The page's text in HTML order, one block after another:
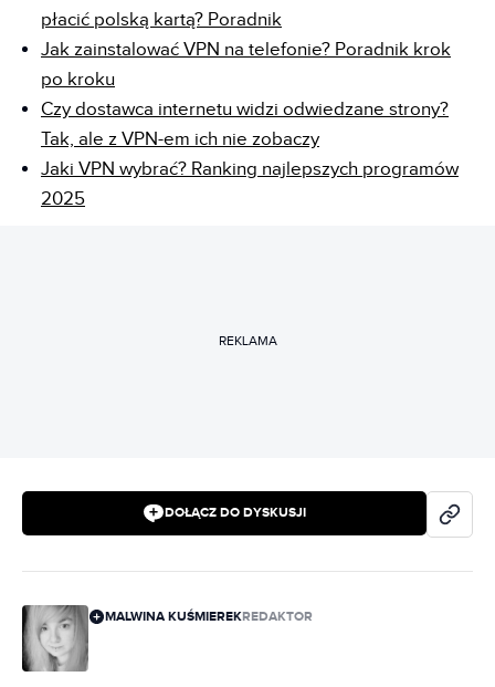
płacić polską kartą? Poradnik
Jak zainstalować VPN na telefonie? Poradnik krok
po kroku
Czy dostawca internetu widzi odwiedzane strony?
Tak, ale z VPN-em ich nie zobaczy
Jaki VPN wybrać? Ranking najlepszych programów
2025
REKLAMA
DOŁĄCZ DO DYSKUSJI
MALWINA KUŚMIEREKREDAKTOR